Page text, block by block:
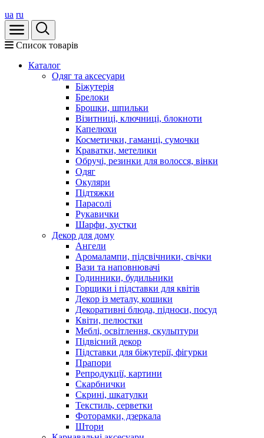
ua ru
Список товарів
Каталог
Oдяг та аксесуари
Біжутерія
Брелоки
Брошки, шпильки
Візитниці, ключниці, блокноти
Капелюхи
Косметички, гаманці, сумочки
Краватки, метелики
Обручі, резинки для волосся, вінки
Одяг
Окуляри
Підтяжки
Парасолі
Рукавички
Шарфи, хустки
Декор для дому
Ангели
Аромалампи, підсвічники, свічки
Вази та наповнювачі
Годинники, будильники
Горщики і підставки для квітів
Декор із металу, кошики
Декоративні блюда, підноси, посуд
Квіти, пелюстки
Меблі, освітлення, скульптури
Підвісний декор
Підставки для біжутерії, фігурки
Прапори
Репродукції, картини
Скарбнички
Скрині, шкатулки
Текстиль, серветки
Фоторамки, дзеркала
Штори